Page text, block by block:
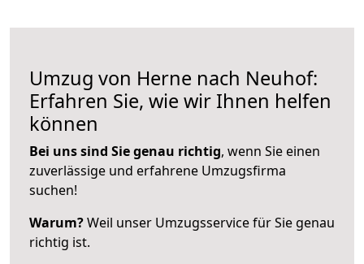
Umzug von Herne nach Neuhof:
Erfahren Sie, wie wir Ihnen helfen
können
Bei uns sind Sie genau richtig, wenn Sie einen
zuverlässige und erfahrene Umzugsfirma
suchen!
Warum?Weil unser Umzugsservice für Sie genau
richtig ist.